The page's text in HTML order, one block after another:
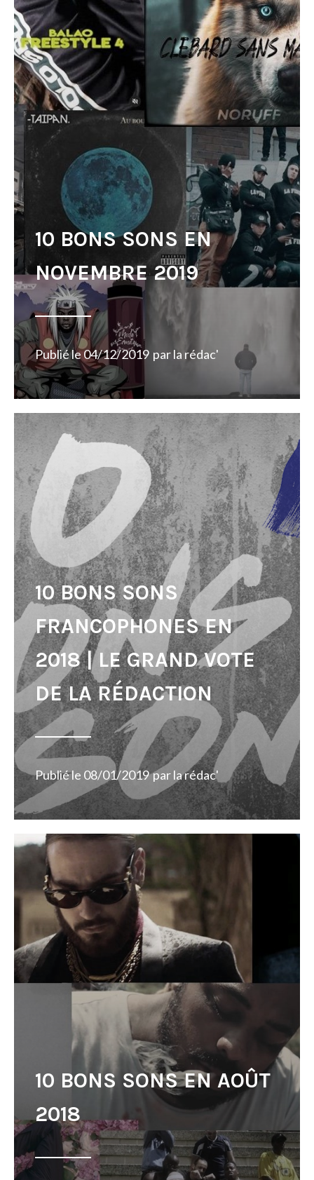
10 BONS SONS EN
NOVEMBRE 2019
Publié le04/12/2019 parla rédac'
10 BONS SONS
FRANCOPHONES EN
2018 | LE GRAND VOTE
DE LA RÉDACTION
Publié le 08/01/2019 parla rédac'
10 BONS SONS EN AOÛT
2018